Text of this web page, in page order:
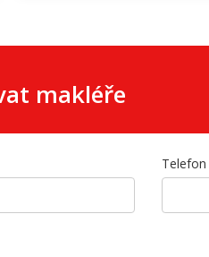
makléře
Telefon